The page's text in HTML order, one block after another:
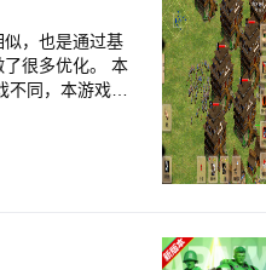
似，也是通过基
很多优化。 本
同，本游戏是
主要元
蒙古的突骑，波
速发展到后期